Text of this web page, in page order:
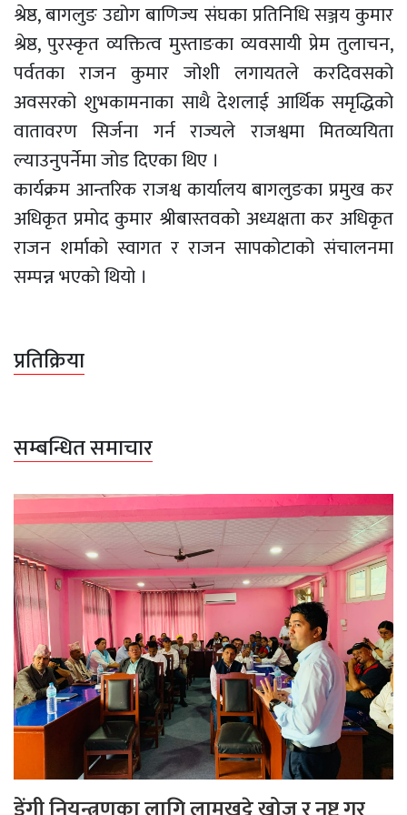
श्रेष्ठ, बागलुङ उद्योग बाणिज्य संघका प्रतिनिधि सञ्जय कुमार
श्रेष्ठ, पुरस्कृत व्यक्तित्व मुस्ताङका व्यवसायी प्रेम तुलाचन,
पर्वतका राजन कुमार जोशी लगायतले करदिवसको
अवसरको शुभकामनाका साथै देशलाई आर्थिक समृद्धिको
वातावरण सिर्जना गर्न राज्यले राजश्वमा मितव्ययिता
ल्याउनुपर्नेमा जोड दिएका थिए ।
कार्यक्रम आन्तरिक राजश्व कार्यालय बागलुङका प्रमुख कर
अधिकृत प्रमोद कुमार श्रीबास्तवको अध्यक्षता कर अधिकृत
राजन शर्माको स्वागत र राजन सापकोटाको संचालनमा
सम्पन्न भएको थियो ।
प्रतिक्रिया
सम्बन्धित समाचार